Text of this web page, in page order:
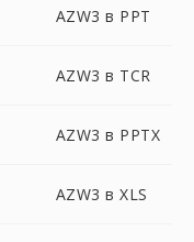
AZW3 в PPT
AZW3 в TCR
AZW3 в PPTX
AZW3 в XLS